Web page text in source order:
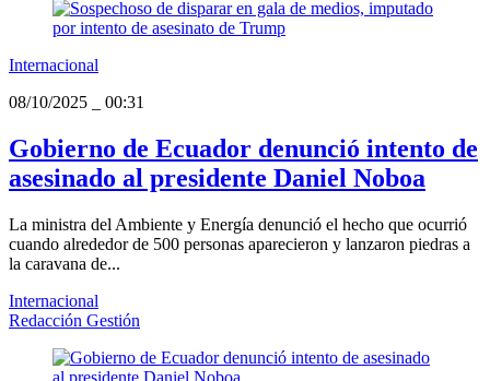
Internacional
08/10/2025
00:31
Gobierno de Ecuador denunció intento de
asesinado al presidente Daniel Noboa
La ministra del Ambiente y Energía denunció el hecho que ocurrió
cuando alrededor de 500 personas aparecieron y lanzaron piedras a
la caravana de...
Internacional
Redacción Gestión